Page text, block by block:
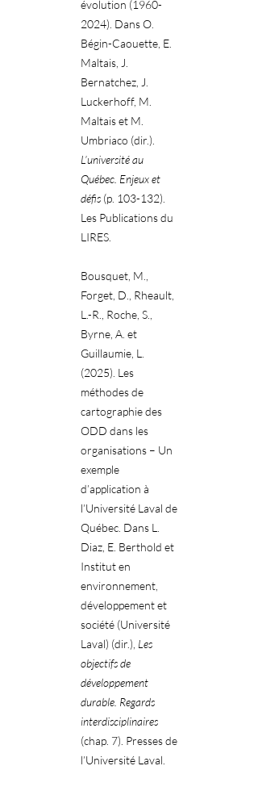
évolution (1960-
2024) . Dans O.
Bégin-Caouette, E.
Maltais, J.
Bernatchez, J.
Luckerhoff, M.
Maltais et M.
Umbriaco (dir.).
L’université au
Québec. Enjeux et
défis (p. 103-132).
Les Publications du
LIRES.
Bousquet, M.,
Forget, D., Rheault,
L.-R., Roche, S.,
Byrne, A. et
Guillaumie, L.
(2025). Les
méthodes de
cartographie des
ODD dans les
organisations – Un
exemple
d’application à
l’Université Laval de
Québec. Dans L.
Diaz, E. Berthold et
Institut en
environnement,
développement et
société (Université
Laval) (dir.), Les
objectifs de
développement
durable. Regards
interdisciplinaires
(chap. 7). Presses de
l’Université Laval.